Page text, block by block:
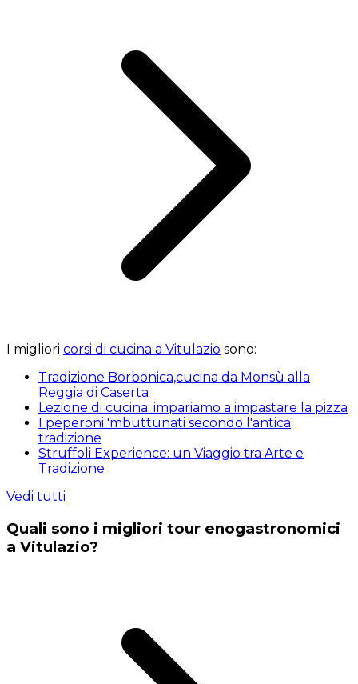
I migliori corsi di cucina a Vitulazio sono:
Tradizione Borbonica,cucina da Monsù alla
Reggia di Caserta
Lezione di cucina: impariamo a impastare la pizza
I peperoni 'mbuttunati secondo l'antica
tradizione
Struffoli Experience: un Viaggio tra Arte e
Tradizione
Vedi tutti
Quali sono i migliori tour enogastronomici
a Vitulazio?